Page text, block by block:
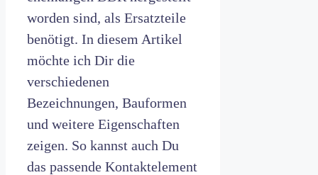
worden sind, als Ersatzteile
benötigt. In diesem Artikel
möchte ich Dir die
verschiedenen
Bezeichnungen, Bauformen
und weitere Eigenschaften
zeigen. So kannst auch Du
das passende Kontaktelement